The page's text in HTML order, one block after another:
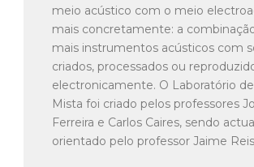
meio acústico com o meio
mais concretamente: a
mais instrumentos acústicos com
criados, processados ou
electronicamente. O Laboratório
Mista foi criado pelos professores
Ferreira e Carlos Caires, sendo
orientado pelo professor Jaime